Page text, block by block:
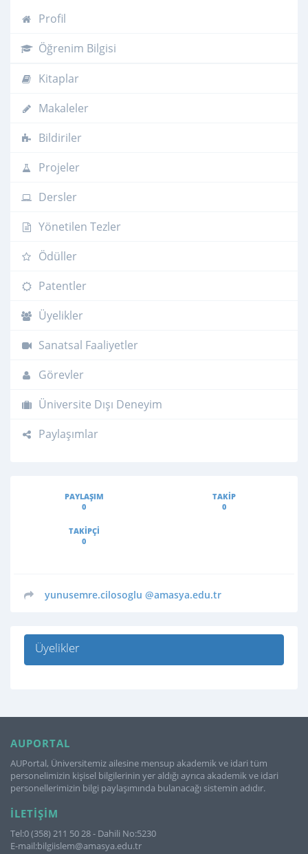
Profil
Öğrenim Bilgisi
Kitaplar
Makaleler
Bildiriler
Projeler
Dersler
Yönetilen Tezler
Ödüller
Patentler
Üyelikler
Sanatsal Faaliyetler
Görevler
Üniversite Dışı Deneyim
Paylaşımlar
PAYLAŞIM
0
TAKIP
0
TAKIPÇI
0
yunusemre.cilosoglu @amasya.edu.tr
Üyelikler
AUPORTAL
AUPortal, Üniversitemiz ailesine mensup akademik ve idari tüm
personelimizin kişisel bilgilerinin yer aldığı ayrıca akademik ve idari
personellerimizin bilgi paylaşımında bulanacağı sistemin adıdır.
İLETIŞIM
Tel:0 (358) 211 50 28 - Dahili No:5230
E-mail:bilgiislem@amasya.edu.tr